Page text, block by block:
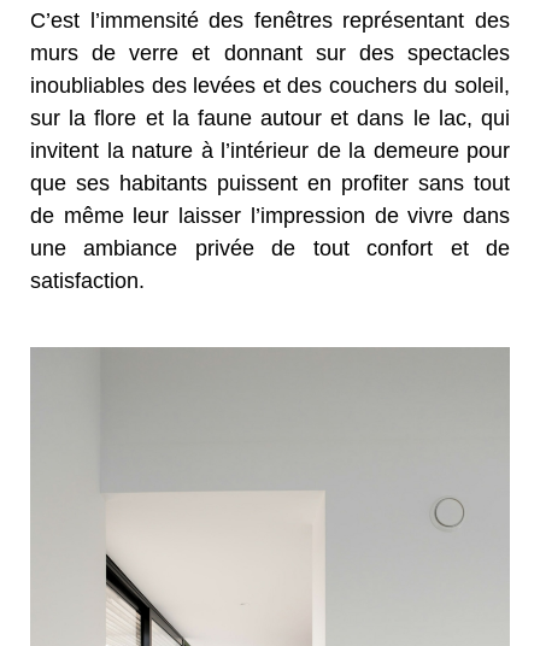
C’est l’immensité des fenêtres représentant des
murs de verre et donnant sur des spectacles
inoubliables des levées et des couchers du soleil,
sur la flore et la faune autour et dans le lac, qui
invitent la nature à l’intérieur de la demeure pour
que ses habitants puissent en profiter sans tout
de même leur laisser l’impression de vivre dans
une ambiance privée de tout confort et de
satisfaction.